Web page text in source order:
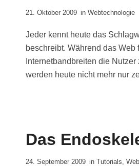
21. Oktober 2009 in Webtechnologie
Jeder kennt heute das
beschreibt. Während das
Internetbandbreiten die
werden heute nicht mehr nur
Das
24. September 2009 in Tutorials